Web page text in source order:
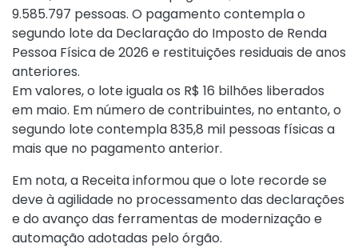
9.585.797 pessoas. O pagamento contempla o
segundo lote da Declaração do Imposto de Renda
Pessoa Física de 2026 e restituições residuais de anos
anteriores.
Em valores, o lote iguala os R$ 16 bilhões liberados
em maio. Em número de contribuintes, no entanto, o
segundo lote contempla 835,8 mil pessoas físicas a
mais que no pagamento anterior.
Em nota, a Receita informou que o lote recorde se
deve à agilidade no processamento das declarações
e do avanço das ferramentas de modernização e
automação adotadas pelo órgão.